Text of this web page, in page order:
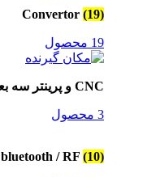
Convertor (19)
19 محصول
CNC و پرینتر سه بعدی
3 محصول
bluetooth / RF (10)